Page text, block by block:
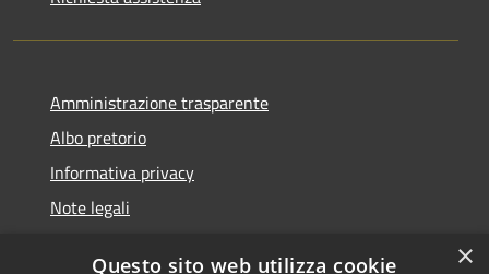
Amministrazione trasparente
Albo pretorio
Informativa privacy
Note legali
×
Questo sito web utilizza cookie